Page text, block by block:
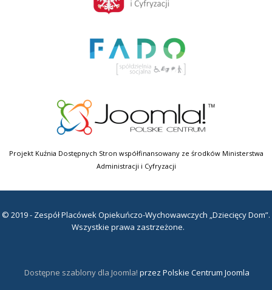
Projekt Kuźnia Dostępnych Stron współfinansowany ze środków Ministerstwa
Administracji i Cyfryzacji
© 2019 - Zespół Placówek Opiekuńczo-Wychowawczych „Dziecięcy Dom”.
Wszystkie prawa zastrzeżone.
Dostępne szablony dla Joomla! przez Polskie Centrum Joomla